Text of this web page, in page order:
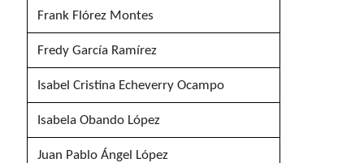
Frank Flórez Montes
Fredy García Ramírez
Isabel Cristina Echeverry Ocampo
Isabela Obando López
Juan Pablo Ángel López